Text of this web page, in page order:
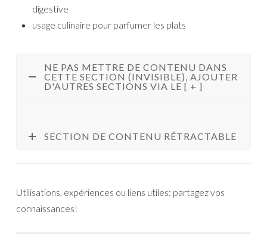
digestive
usage culinaire pour parfumer les plats
NE PAS METTRE DE CONTENU DANS
CETTE SECTION (INVISIBLE), AJOUTER
D'AUTRES SECTIONS VIA LE [ + ]
SECTION DE CONTENU RÉTRACTABLE
Utilisations, expériences ou liens utiles: partagez vos
connaissances!